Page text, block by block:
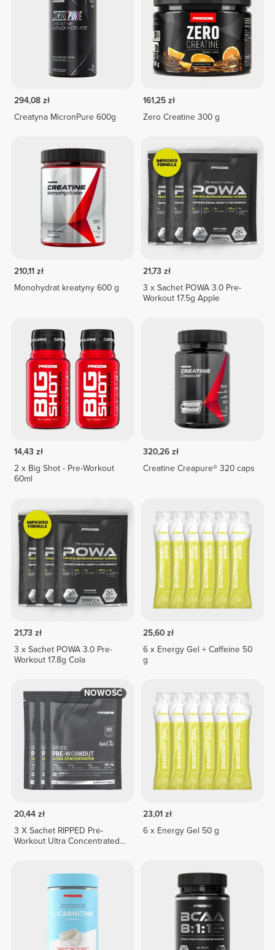
294,08 zł
Creatyna MicronPure 600g
161,25 zł
Zero Creatine 300 g
210,11 zł
Monohydrat kreatyny 600 g
21,73 zł
3 x Sachet POWA 3.0 Pre-
Workout 17.5g Apple
14,43 zł
2 x Big Shot - Pre-Workout
60ml
320,26 zł
Creatine Creapure® 320 caps
21,73 zł
3 x Sachet POWA 3.0 Pre-
Workout 17.8g Cola
25,60 zł
6 x Energy Gel + Caffeine 50
g
NOWOŚĆ
20,44 zł
3 X Sachet RIPPED Pre-
Workout Ultra Concentrated
23,01 zł
6 x Energy Gel 50 g